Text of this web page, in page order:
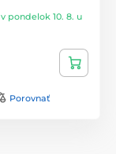
v pondelok 10. 8. u
Porovnať